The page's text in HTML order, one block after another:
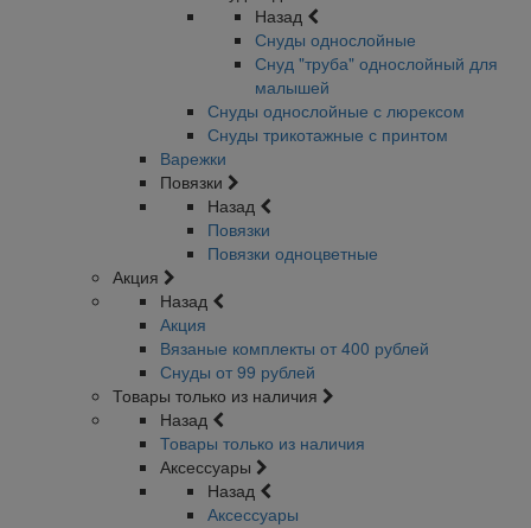
Назад
Снуды однослойные
Снуд "труба" однослойный для
малышей
Снуды однослойные с люрексом
Снуды трикотажные с принтом
Варежки
Повязки
Назад
Повязки
Повязки одноцветные
Акция
Назад
Акция
Вязаные комплекты от 400 рублей
Снуды от 99 рублей
Товары только из наличия
Назад
Товары только из наличия
Аксессуары
Назад
Аксессуары